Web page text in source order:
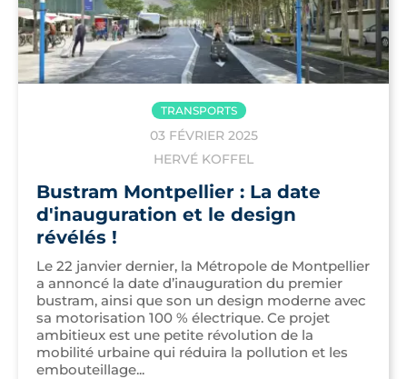
TRANSPORTS
03 FÉVRIER 2025
HERVÉ KOFFEL
Bustram Montpellier : La date
d'inauguration et le design
révélés !
Le 22 janvier dernier, la Métropole de Montpellier
a annoncé la date d’inauguration du premier
bustram, ainsi que son un design moderne avec
sa motorisation 100 % électrique. Ce projet
ambitieux est une petite révolution de la
mobilité urbaine qui réduira la pollution et les
embouteillage...